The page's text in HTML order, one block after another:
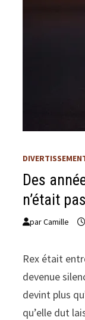
Des
n’était
parCamille
Rex était
devenue
devint plus
qu’elle dut